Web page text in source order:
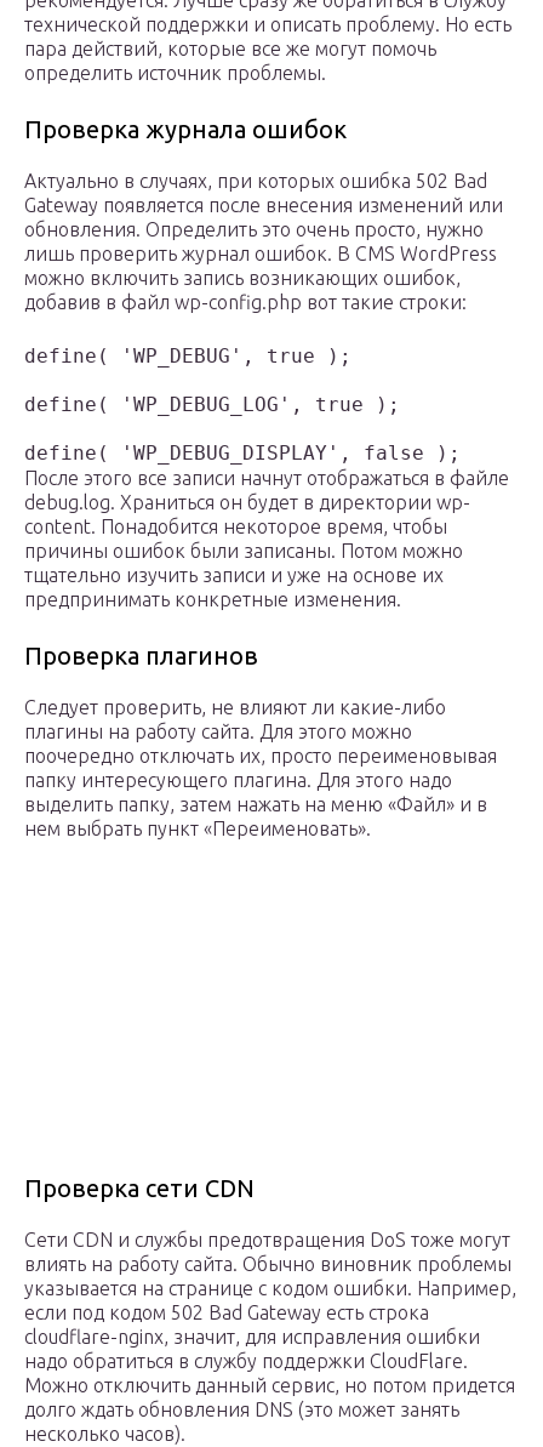
технической поддержки и описать проблему. Но есть
пара действий, которые все же могут помочь
определить источник проблемы.
Проверка журнала ошибок
Актуально в случаях, при которых ошибка 502 Bad
Gateway появляется после внесения изменений или
обновления. Определить это очень просто, нужно
лишь проверить журнал ошибок. В CMS WordPress
можно включить запись возникающих ошибок,
добавив в файл wp-config.php вот такие строки:
define( 'WP_DEBUG', true );
define( 'WP_DEBUG_LOG', true );
define( 'WP_DEBUG_DISPLAY', false );
После этого все записи начнут отображаться в файле
debug.log. Храниться он будет в директории wp-
content. Понадобится некоторое время, чтобы
причины ошибок были записаны. Потом можно
тщательно изучить записи и уже на основе их
предпринимать конкретные изменения.
Проверка плагинов
Следует проверить, не влияют ли какие-либо
плагины на работу сайта. Для этого можно
поочередно отключать их, просто переименовывая
папку интересующего плагина. Для этого надо
выделить папку, затем нажать на меню «Файл» и в
нем выбрать пункт «Переименовать».
Проверка сети CDN
Сети CDN и службы предотвращения DoS тоже могут
влиять на работу сайта. Обычно виновник проблемы
указывается на странице с кодом ошибки. Например,
если под кодом 502 Bad Gateway есть строка
cloudflare-nginx, значит, для исправления ошибки
надо обратиться в службу поддержки CloudFlare.
Можно отключить данный сервис, но потом придется
долго ждать обновления DNS (это может занять
несколько часов).